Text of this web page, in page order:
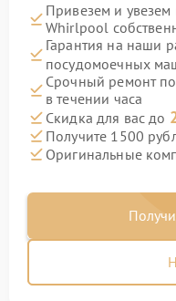
Привезем и
Whirlpool
Гарантия на наши
посудомоечных
Срочный ремонт
в течении часа
Скидка для вас до
Получите 1500
Оригинальные